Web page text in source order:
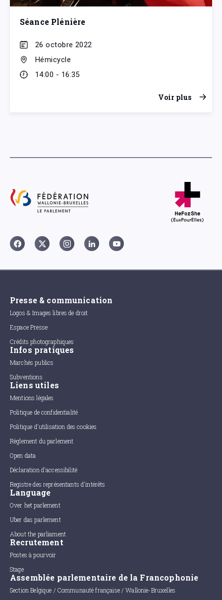
Séance Plénière
26 octobre 2022
Hémicycle
14:00 - 16:35
Voir plus
Presse & communication
Logos & Images libres de droit
Espace Presse
Crédits photographiques
Infos pratiques
Marchés publics
Subventions
Liens utiles
Mentions légales
Politique de confidentialité
Politique d'utilisation des cookies
Règlement du parlement
Open data
Déclaration d'accessibilité
Registre des représentants d'intérêts
Language
Over het parlement
Uber das parlement
About the parliament
Recrutement
Postes à pourvoir
Stage
Assemblée parlementaire de la Francophonie
Section Belgique / Communauté française / Wallonie-Bruxelles